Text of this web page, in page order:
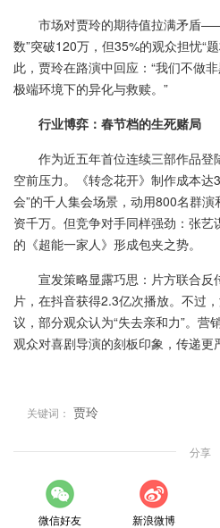
市场对贾玲的期待值拉满矛盾——
数”突破120万，但35%的观众担忧“
此，贾玲在路演中回应：“我们不做
极端环境下的异化与救赎。”
行业博弈：春节档的生死赌局
作为近五年首位连续三部作品登
空前压力。《转念花开》制作成本达
会”的千人集会场景，动用800名群
资千万。但竞争对手同样强劲：张
的《超能一家人》形成包夹之势。
宣发策略显露巧思：片方联合反
片，在抖音获得2.3亿次播放。不过
议，部分观众认为“失去亲和力”。营
观众对喜剧导演的刻板印象，传递更
关键词： 贾玲
分享
微信好友 新浪微博